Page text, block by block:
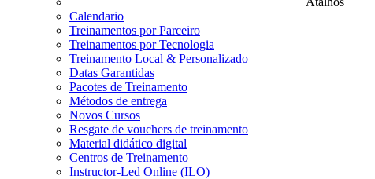
Calendario
Treinamentos por Parceiro
Treinamentos por Tecnologia
Treinamento Local & Personalizado
Datas Garantidas
Pacotes de Treinamento
Métodos de entrega
Novos Cursos
Resgate de vouchers de treinamento
Material didático digital
Centros de Treinamento
Instructor-Led Online (ILO)